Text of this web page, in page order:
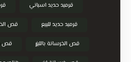
قرميد حديد اسباني
قرميد حديد للبيع قص
قص الخرسانة بالليزر قص